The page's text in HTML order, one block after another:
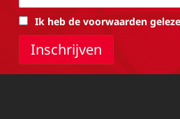
Ik heb de voorwaarden